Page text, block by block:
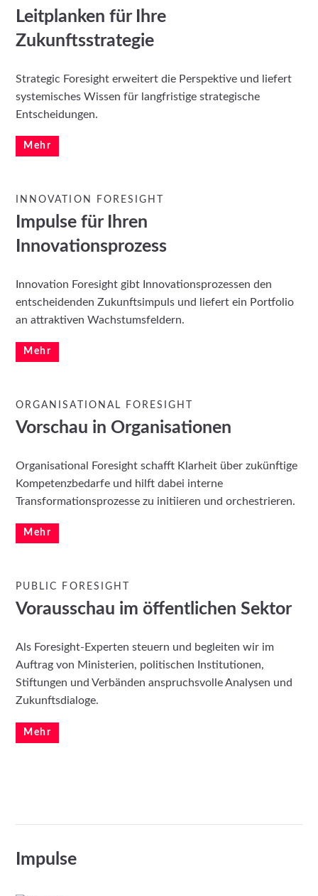
Leitplanken für Ihre
Zukunftsstrategie
Strategic Foresight erweitert die Perspektive und liefert
systemisches Wissen für langfristige strategische
Entscheidungen.
Mehr
INNOVATION FORESIGHT
Impulse für Ihren
Innovationsprozess
Innovation Foresight gibt Innovationsprozessen den
entscheidenden Zukunftsimpuls und liefert ein Portfolio
an attraktiven Wachstumsfeldern.
Mehr
ORGANISATIONAL FORESIGHT
Vorschau in Organisationen
Organisational Foresight schafft Klarheit über zukünftige
Kompetenz­bedarfe und hilft dabei interne
Transformations­prozesse zu initiieren und orchestrieren.
Mehr
PUBLIC FORESIGHT
Vorausschau im öffentlichen Sektor
Als Foresight-Experten steuern und begleiten wir im
Auftrag von Ministerien, politischen Institutionen,
Stiftungen und Verbänden anspruchsvolle Analysen und
Zukunftsdialoge.
Mehr
Impulse